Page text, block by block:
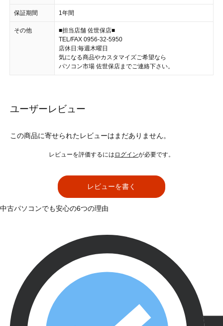
保証期間 1年間
その他
■担当店舗 佐世保店■
TEL/FAX 0956-32-5950
店休日:毎週木曜日
気になる商品やカスタマイズご希望なら
パソコン市場 佐世保店までご連絡下さい。
ユーザーレビュー
この商品に寄せられたレビューはまだありません。
レビューを評価するには ログインが必要です。
レビューを書く
中古パソコンでも安心の6つの理由